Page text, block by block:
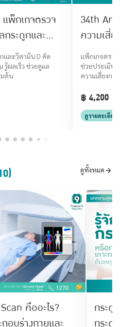
พ็กเกจตรวจ
ระดูกและ
และวิตามิน D คัด
รู้ผลเร็ว ช่วยดูแล
มต้น
34th
ความเสี่
แพ็กเกจตรว
ช่วยประเมิน
ความเสี่ยงก
฿ 4,200
ดูรายละเอียด
ดูทั้งหมด
คืออะไร?
อบร่างกายและ
กระดู
กระดู